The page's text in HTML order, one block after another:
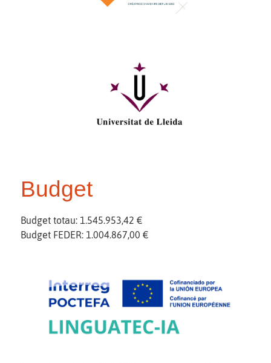
Budget
Budget totau: 1.545.953,42 €
Budget FEDER: 1.004.867,00 €